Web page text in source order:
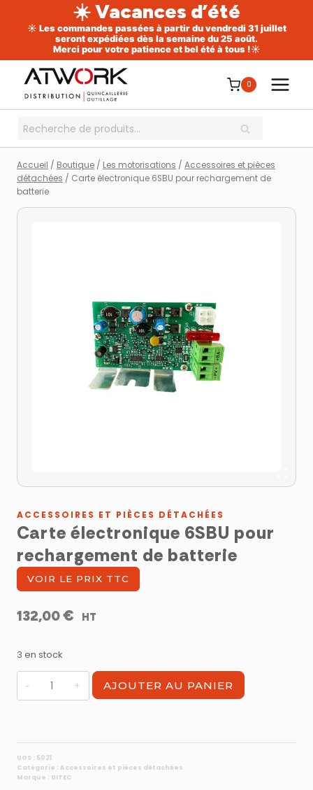
☀️ Vacances d’été
☀️ Les commandes passées à partir du vendredi 31 juillet
seront expédiées dès la semaine du 25 août.
Merci pour votre patience et bel été à tous !☀️
contenu
0
Recherche
RECHERCHE
Accueil / Boutique / Les motorisations / Accessoires et pièces
détachées / Carte électronique 6SBU pour rechargement de
batterie
ACCESSOIRES ET PIÈCES DÉTACHÉES
Carte électronique 6SBU pour
rechargement de batterie
VOIR LE PRIX TTC
132,00€ HT
3 en stock
quantité
de
pour
rechargement
AJOUTER AU PANIER
UGS : 5021
Catégorie : Accessoires et pièces détachées
Marque : DITEC